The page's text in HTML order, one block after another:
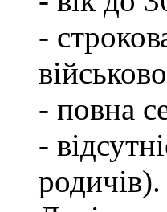
-
- повна
-
родичів).